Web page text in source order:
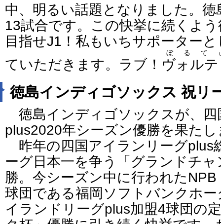
中、明るい話題となりました。徳
13試合です。この快挙に続くよ
目指せJ1！私もいちサポーター
ていただきます。ラブ！ ヴォル
ぼるて
徳島インディゴソックス 祝リ
徳島インディゴソックスが、四
plus2020年シーズン優勝を果た
昨年の四国アイランリーグplus
ーグ日本一を争う「グランドチ
勝。今シーズン中に行われた
球団である福岡ソフトバンクホ
イランドリーグplus加盟4球団の